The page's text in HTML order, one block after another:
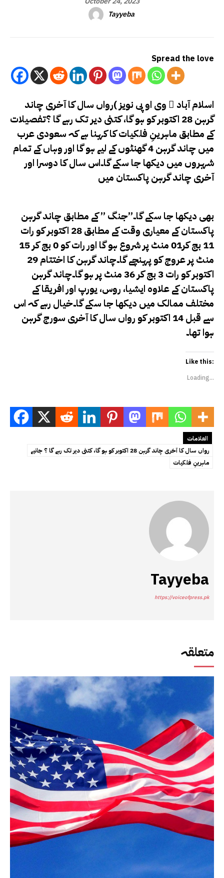
متعلقہ
Tayyeba
Spread the love
گرہن 28 اکتوبر کو ہو گا، کتنی دیر تک رہے گا ؟تفصیلات
کے مطابق ماہرینِ فلکیات کا کہنا ہے کہ سعودی عرب
میں چاند گرہن 4 گھنٹوں کے لیے ہو گا اور وہاں کے تمام
شہروں میں دیکھا جا سکے گا۔اس سال کا دوسرا اور
آخری چاند گرہن پاکستان میں
بھی دیکھا جا سکے گا۔”جنگ ” کے مطابق چاند گرہن
پاکستان کے معیاری وقت کے مطابق 28 اکتوبر کو رات
11 بج کر01 منٹ پر شروع ہو گا اور رات کو 0 بج کر 15
منٹ پر عروج کو پہنچے گا۔چاند گرہن کا اختتام 29
اکتوبر کو رات 3 بج کر 36 منٹ پر ہو گا۔چاند گرہن
پاکستان کے علاوہ ایشیا، روس، یورپ اور افریقا کے
مختلف ممالک میں دیکھا جا سکے گا۔خیال رہے کہ اس
سے قبل 14 اکتوبر کو رواں سال کا آخری سورج گرہن
ہوا تھا۔
Like this:
Loading...
العلامات
رواں سال کا آخری چاند گرہن 28 اکتوبر کو ہو گا، کتنی دیر تک رہے گا ؟ جانیے
ماہرینِ فلکیات
Tayyeba
https://voiceofpress.pk